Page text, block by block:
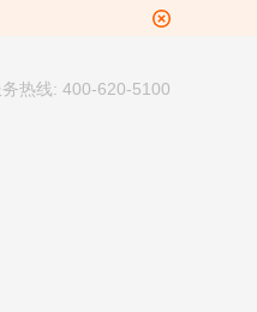
热线: 400-620-5100